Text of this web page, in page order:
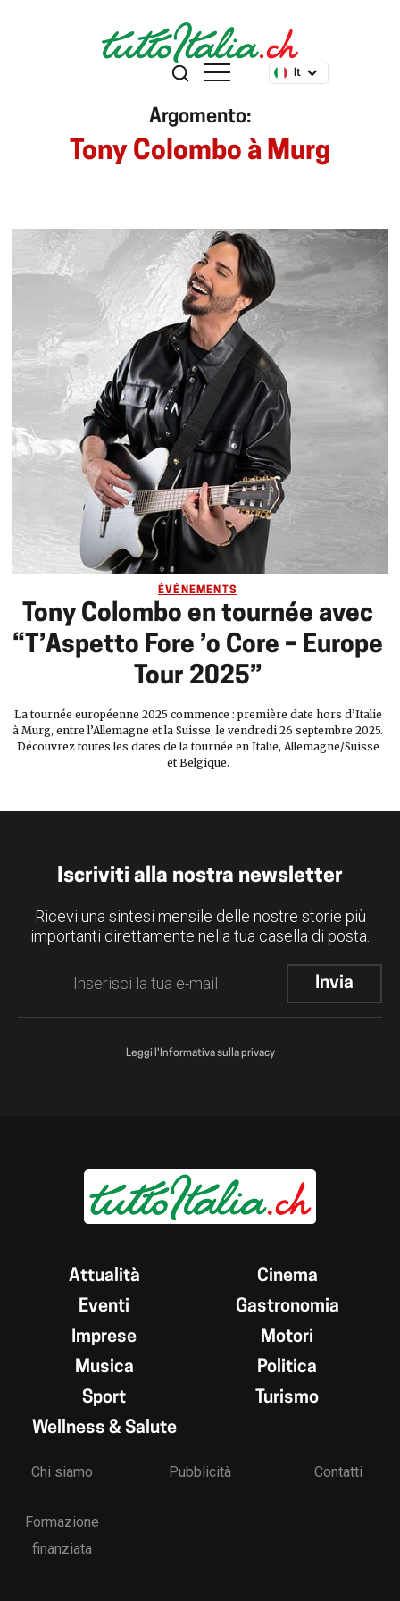
It
Argomento:
Tony Colombo à Murg
ÉVÉNEMENTS
Tony Colombo en tournée avec
“T’Aspetto Fore ’o Core – Europe
Tour 2025”
La tournée européenne 2025 commence : première date hors d’Italie
à Murg, entre l’Allemagne et la Suisse, le vendredi 26 septembre 2025.
Découvrez toutes les dates de la tournée en Italie, Allemagne/Suisse
et Belgique.
Iscriviti alla nostra newsletter
Ricevi una sintesi mensile delle nostre storie più
importanti direttamente nella tua casella di posta.
Leggi l'Informativa sulla privacy
Attualità
Cinema
Eventi
Gastronomia
Imprese
Motori
Musica
Politica
Sport
Turismo
Wellness & Salute
Chi siamo Pubblicità Contatti
Formazione
finanziata